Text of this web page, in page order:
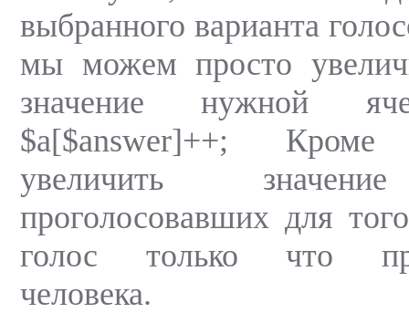
выбранного варианта
мы можем просто
значение нужной
$a[$answer]++;
увеличить
проголосовавших для
голос только что
человека.